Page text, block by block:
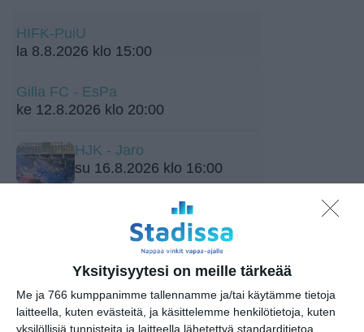
Yksityisyytesi on meille tärkeää
Me ja 766 kumppanimme tallennamme ja/tai käytämme tietoja
laitteella, kuten evästeitä, ja käsittelemme henkilötietoja, kuten
yksilöllisiä tunnisteita ja laitteella lähetettyä standarditietoa
HIFK-PuiU
la 8.8.2026 klo 15:00
Gilla FC - EsPa
ke 12.8.2026 klo 20:00
HJK - Jaro
su 16.8.2026 klo 16:00
IF Gnistan - Ilves
ma 17.8.2026 klo 18:00